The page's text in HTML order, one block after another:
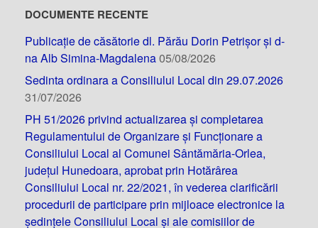
DOCUMENTE RECENTE
Publicație de căsătorie dl. Părău Dorin Petrișor și d-
na Alb Simina-Magdalena05/08/2026
Sedinta ordinara a Consiliului Local din 29.07.2026
31/07/2026
PH 51/2026 privind actualizarea și completarea
Regulamentului de Organizare și Funcționare a
Consiliului Local al Comunei Sântămăria-Orlea,
județul Hunedoara, aprobat prin Hotărârea
Consiliului Local nr. 22/2021, în vederea clarificării
procedurii de participare prin mijloace electronice la
ședințele Consiliului Local și ale comisiilor de